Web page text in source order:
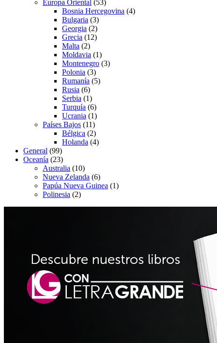
Europa Oriental (53)
Bosnia Hercegovina (4)
Bulgaria (3)
Georgia (2)
Grecia (12)
Malta (2)
Moldavia (1)
Montenegro (3)
Polonia (3)
Rumanía (5)
Rusia (6)
Serbia (1)
Turquía (6)
Ucrania (1)
Países Bajos (11)
Bélgica (2)
Holanda (4)
General (99)
Oceanía (23)
Australia (10)
Nueva Zelanda (6)
Papúa Nueva Guinea (1)
Polinesia (2)